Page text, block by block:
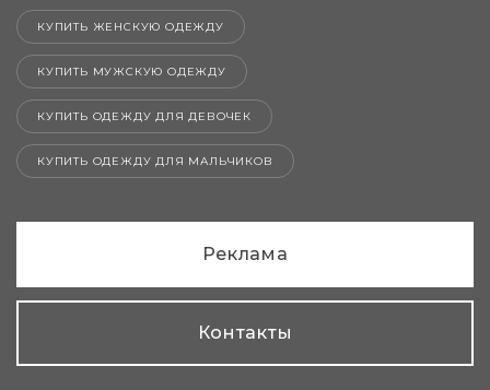
КУПИТЬ ЖЕНСКУЮ ОДЕЖДУ
КУПИТЬ МУЖСКУЮ ОДЕЖДУ
КУПИТЬ ОДЕЖДУ ДЛЯ ДЕВОЧЕК
КУПИТЬ ОДЕЖДУ ДЛЯ МАЛЬЧИКОВ
Реклама
Контакты